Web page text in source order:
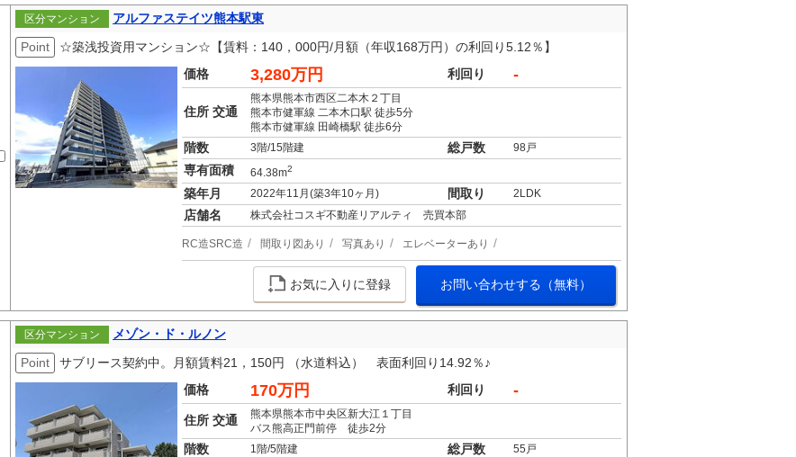
区分マンション
アルファステイツ熊本駅東
Point
☆築浅投資用マンション☆【賃料：140，000円/月額（年収168万円）の利回り5.12％】
価格
3,280万円 利回り -
住所 交通
熊本県熊本市西区二本木２丁目
熊本市健軍線 二本木口駅 徒歩5分
熊本市健軍線 田崎橋駅 徒歩6分
階数 3階/15階建 総戸数 98戸
専有面積 64.38m2
築年月 2022年11月(築3年10ヶ月) 間取り 2LDK
店舗名 株式会社コスギ不動産リアルティ 売買本部
RC造SRC造 間取り図あり 写真あり エレベーターあり
お気に入りに登録 お問い合わせする（無料）
区分マンション
メゾン・ド・ルノン
Point
サブリース契約中。月額賃料21，150円 （水道料込） 表面利回り14.92％♪
価格
170万円 利回り -
住所 交通
熊本県熊本市中央区新大江１丁目
バス熊高正門前停 徒歩2分
階数 1階/5階建 総戸数 55戸